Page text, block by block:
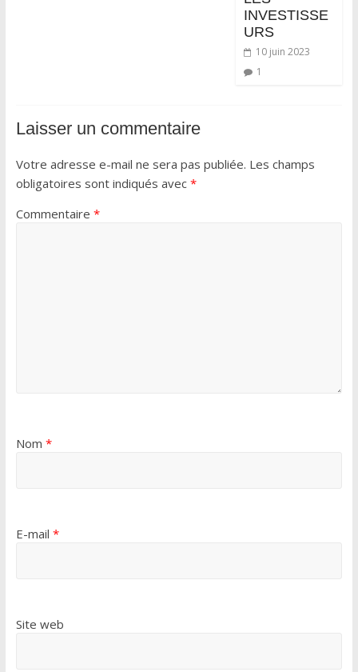
INVESTISSE
URS
10 juin 2023
1
Laisser un commentaire
Votre adresse e-mail ne sera pas publiée. Les champs
obligatoires sont indiqués avec *
Commentaire *
Nom *
E-mail *
Site web